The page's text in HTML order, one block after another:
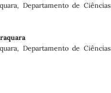
Departamento de Ciências
Departamento de Ciências